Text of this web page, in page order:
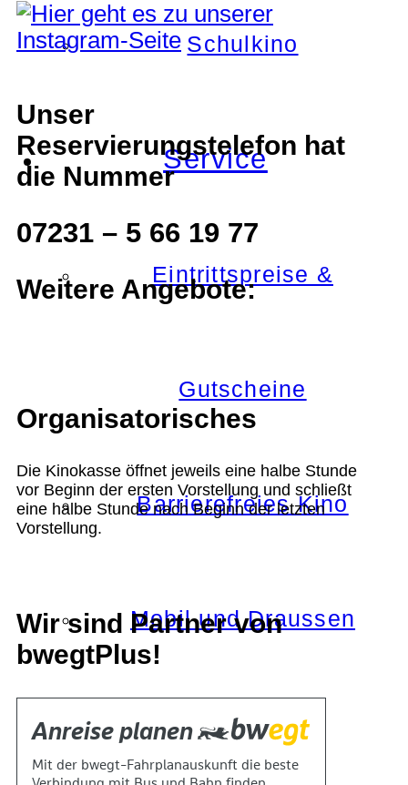
Schulkino
Service
Eintrittspreise &
Gutscheine
Barrierefreies Kino
Mobil und Draussen
KOKI+
Unser
Reservierungstelefon hat
die Nummer
07231 – 5 66 19 77
Weitere Angebote:
Organisatorisches
Die Kinokasse öffnet jeweils eine halbe Stunde
vor Beginn der ersten Vorstellung und schließt
eine halbe Stunde nach Beginn der letzten
Vorstellung.
Wir sind Partner von
bwegtPlus!